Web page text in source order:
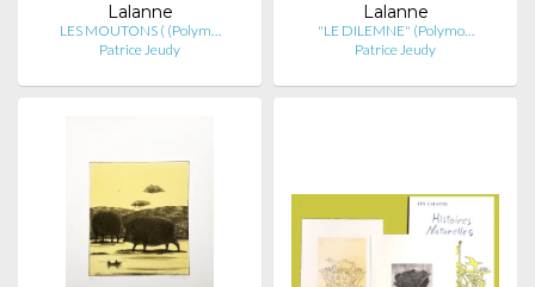
Lalanne
LES MOUTONS ( (Polym…
Patrice Jeudy
Lalanne
"LE DILEMNE" (Polymo…
Patrice Jeudy